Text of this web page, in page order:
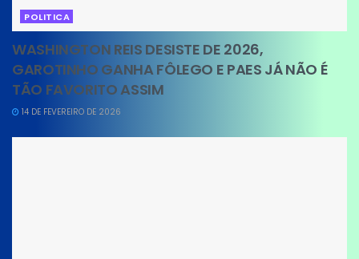
POLITICA
WASHINGTON REIS DESISTE DE 2026,
GAROTINHO GANHA FÔLEGO E PAES JÁ NÃO É
TÃO FAVORITO ASSIM
14 DE FEVEREIRO DE 2026